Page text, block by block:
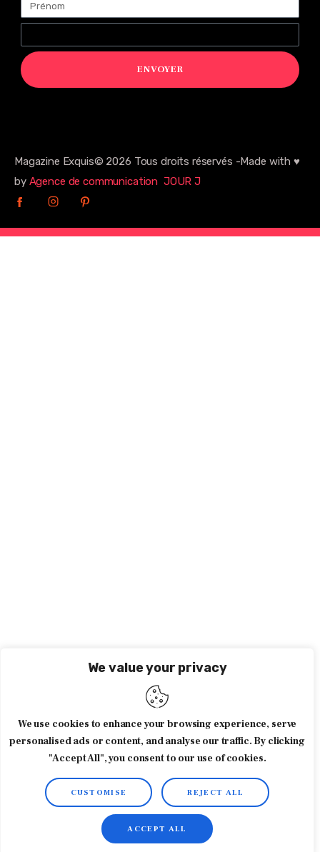
We value your privacy
We use cookies to enhance your browsing experience, serve
personalised ads or content, and analyse our traffic. By clicking
"Accept All", you consent to our use of cookies.
CUSTOMISE REJECT ALL
ACCEPT ALL
ENVOYER
Magazine Exquis© 2026 Tous droits réservés -Made with ♥️
by Agence de communication JOUR J